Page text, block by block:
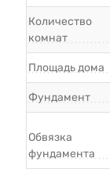
Количество
комнат
Площадь дома
Фундамент
Обвязка
фундамента